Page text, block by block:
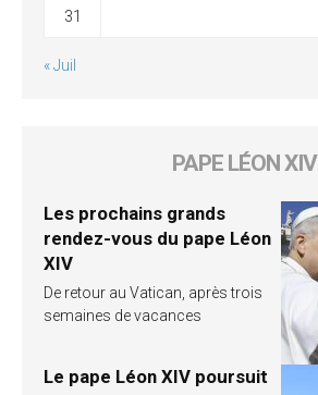
31
« Juil
PAPE LÉON XIV
Les prochains grands
rendez-vous du pape Léon
XIV
De retour au Vatican, après trois
semaines de vacances
Le pape Léon XIV poursuit